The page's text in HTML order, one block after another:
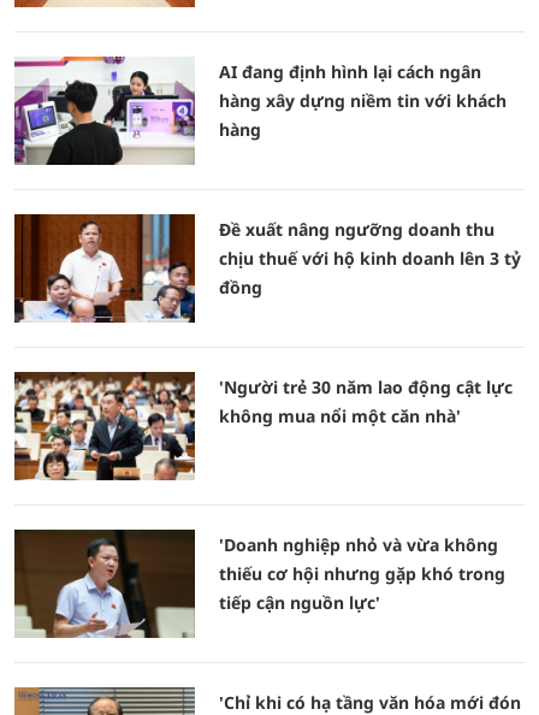
AI đang định hình lại cách ngân
hàng xây dựng niềm tin với khách
hàng
Đề xuất nâng ngưỡng doanh thu
chịu thuế với hộ kinh doanh lên 3 tỷ
đồng
'Người trẻ 30 năm lao động cật lực
không mua nổi một căn nhà'
'Doanh nghiệp nhỏ và vừa không
thiếu cơ hội nhưng gặp khó trong
tiếp cận nguồn lực'
'Chỉ khi có hạ tầng văn hóa mới đón